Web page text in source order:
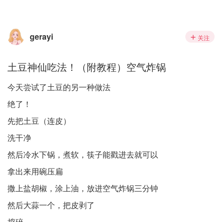
gerayi 关注
土豆神仙吃法！（附教程）空气炸锅
今天尝试了土豆的另一种做法
绝了！
先把土豆（连皮）
洗干净
然后冷水下锅，煮软，筷子能戳进去就可以
拿出来用碗压扁
撒上盐胡椒，涂上油，放进空气炸锅三分钟
然后大蒜一个，把皮剥了